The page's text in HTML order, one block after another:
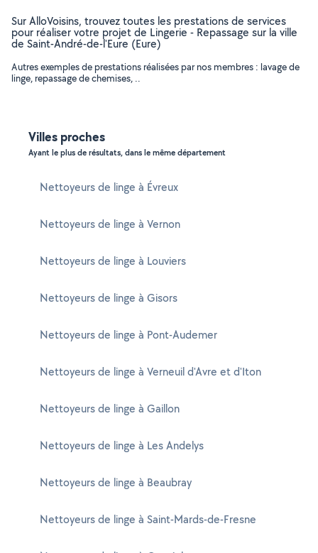
Sur AlloVoisins, trouvez toutes les prestations de services
pour réaliser votre projet de Lingerie - Repassage sur la ville
de Saint-André-de-l'Eure (Eure)
Autres exemples de prestations réalisées par nos membres : lavage de
linge, repassage de chemises, ..
Villes proches
Ayant le plus de résultats, dans le même département
Nettoyeurs de linge à Évreux
Nettoyeurs de linge à Vernon
Nettoyeurs de linge à Louviers
Nettoyeurs de linge à Gisors
Nettoyeurs de linge à Pont-Audemer
Nettoyeurs de linge à Verneuil d'Avre et d'Iton
Nettoyeurs de linge à Gaillon
Nettoyeurs de linge à Les Andelys
Nettoyeurs de linge à Beaubray
Nettoyeurs de linge à Saint-Mards-de-Fresne